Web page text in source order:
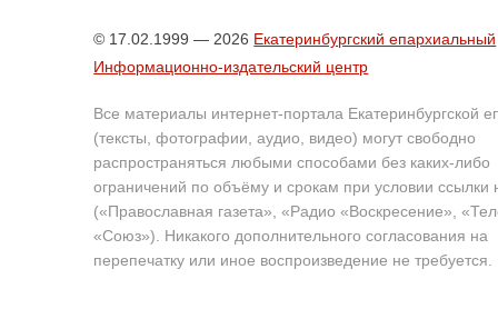
© 17.02.1999 — 2026 Екатеринбургский епархиальный
Информационно-издательский центр
Все материалы интернет-портала Екатеринбургской
(тексты, фотографии, аудио, видео) могут свободно
распространяться любыми способами без каких-либо
ограничений по объёму и срокам при условии ссылки
(«Православная газета», «Радио «Воскресение»,
«Союз»). Никакого дополнительного согласования на
перепечатку или иное воспроизведение не требуется.